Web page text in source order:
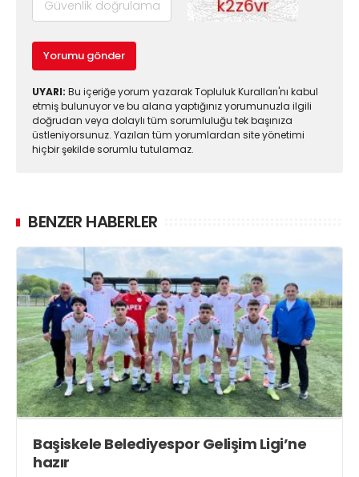
Yorumu gönder
UYARI: Bu içeriğe yorum yazarak Topluluk Kuralları'nı kabul
etmiş bulunuyor ve bu alana yaptığınız yorumunuzla ilgili
doğrudan veya dolaylı tüm sorumluluğu tek başınıza
üstleniyorsunuz. Yazılan tüm yorumlardan site yönetimi
hiçbir şekilde sorumlu tutulamaz.
BENZER HABERLER
Başiskele Belediyespor Gelişim Ligi’ne
hazır